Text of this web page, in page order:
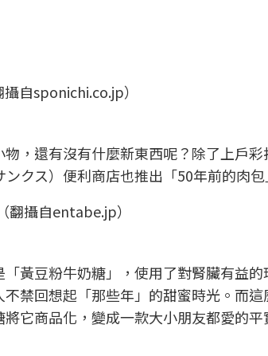
自sponichi.co.jp）
，還有沒有什麼新東西呢？除了上戶彩
クス）便利商店也推出「50年前的肉包
翻攝自entabe.jp）
黃豆粉牛奶糖」，使用了對腎臟有益的
禁回想起「那些年」的甜蜜時光。而這
它商品化，變成一款大小朋友都愛的平